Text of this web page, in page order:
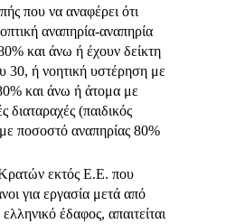
που να αναφέρει ότι
αναπηρία-αναπηρία
και άνω ή έχουν δείκτη
30, ή νοητική υστέρηση με
και άνω ή άτομα με
διαταραχές (παιδικός
ποσοστό αναπηρίας 80%
εκτός Ε.Ε. που
για εργασία μετά από
έδαφος, απαιτείται